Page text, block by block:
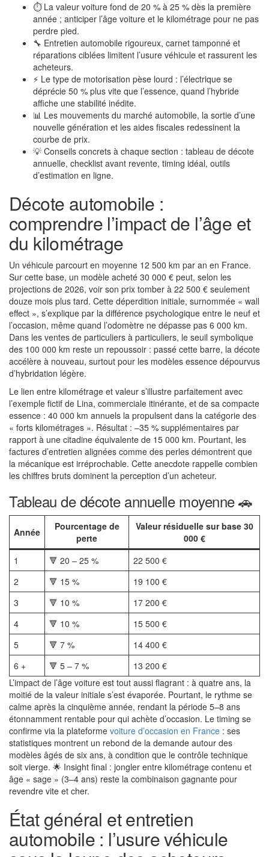
⏱️ La valeur voiture fond de 20 % à 25 % dès la première
année ; anticiper l’âge voiture et le kilométrage pour ne pas
perdre pied.
🔧 Entretien automobile rigoureux, carnet tamponné et
réparations ciblées limitent l’usure véhicule et rassurent les
acheteurs.
⚡ Le type de motorisation pèse lourd : l’électrique se
déprécie 50 % plus vite que l’essence, quand l’hybride
affiche une stabilité inédite.
📊 Les mouvements du marché automobile, la sortie d’une
nouvelle génération et les aides fiscales redessinent la
courbe de prix.
💡 Conseils concrets à chaque section : tableau de décote
annuelle, checklist avant revente, timing idéal, outils
d’estimation en ligne.
Décote automobile :
comprendre l’impact de l’âge et
du kilométrage
Un véhicule parcourt en moyenne 12 500 km par an en France.
Sur cette base, un modèle acheté 30 000 € peut, selon les
projections de 2026, voir son prix tomber à 22 500 € seulement
douze mois plus tard. Cette déperdition initiale, surnommée « wall
effect », s’explique par la différence psychologique entre le neuf et
l’occasion, même quand l’odomètre ne dépasse pas 6 000 km.
Dans les ventes de particuliers à particuliers, le seuil symbolique
des 100 000 km reste un repoussoir : passé cette barre, la décote
accélère à nouveau, surtout pour les modèles essence dépourvus
d’hybridation légère.
Le lien entre kilométrage et valeur s’illustre parfaitement avec
l’exemple fictif de Lina, commerciale itinérante, et de sa compacte
essence : 40 000 km annuels la propulsent dans la catégorie des
« forts kilométrages ». Résultat : –35 % supplémentaires par
rapport à une citadine équivalente de 15 000 km. Pourtant, les
factures d’entretien alignées comme des perles démontrent que
la mécanique est irréprochable. Cette anecdote rappelle combien
les chiffres bruts dominent la perception d’un acheteur.
Tableau de décote annuelle moyenne 🚗
Année
Pourcentage de
perte
Valeur résiduelle sur base 30
000 €
1
🔻 20 – 25 %
22 500 €
2
🔻 15 %
19 100 €
3
🔻 10 %
17 200 €
4
🔻 10 %
15 500 €
5
🔻 7 %
14 400 €
6 +
🔻 5 – 7 %
13 200 €
L’impact de l’âge voiture est tout aussi flagrant : à quatre ans, la
moitié de la valeur initiale s’est évaporée. Pourtant, le rythme se
calme après la cinquième année, rendant la période 5–8 ans
étonnamment rentable pour qui achète d’occasion. Le timing se
confirme via la plateforme voiture d’occasion en France : ses
statistiques montrent un rebond de la demande autour des
modèles âgés de six ans, à condition que le contrôle technique
soit vierge. 🌟 Insight final : jongler entre kilométrage contenu et
âge « sage » (3–4 ans) reste la combinaison gagnante pour
revendre vite et cher.
État général et entretien
automobile : l’usure véhicule